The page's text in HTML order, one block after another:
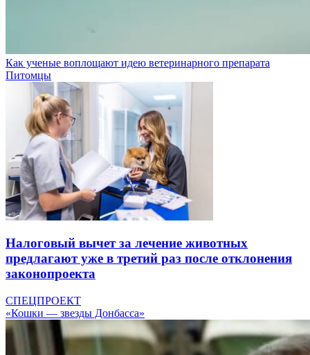
Как ученые воплощают идею ветеринарного препарата
Питомцы
Налоговый вычет за лечение животных
предлагают уже в третий раз после отклонения
законопроекта
СПЕЦПРОЕКТ
«Кошки — звезды Донбасса»